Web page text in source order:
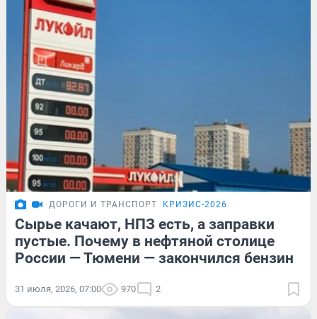
ДОРОГИ И ТРАНСПОРТ КРИЗИС-2026
Сырье качают, НПЗ есть, а заправки
пустые. Почему в нефтяной столице
России — Тюмени — закончился бензин
31 июля, 2026, 07:00 970 2